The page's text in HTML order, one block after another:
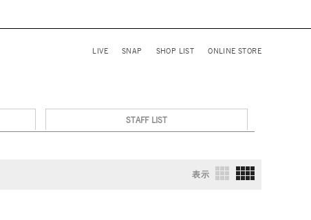
LIVE SNAP SHOP LIST ONLINE STORE
STAFF LIST
表示